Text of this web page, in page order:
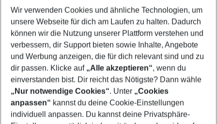
Quicklinks
Städtereisen Lissabon
Footer
Footer navigation
Über uns
Wir verwenden Cookies und ähnliche Technologien, um
unsere Webseite für dich am Laufen zu halten. Dadurch
können wir die Nutzung unserer Plattform verstehen und
verbessern, dir Support bieten sowie Inhalte, Angebote
und Werbung anzeigen, die für dich relevant sind und zu
dir passen. Klicke auf „Alle akzeptieren“, wenn du
einverstanden bist. Dir reicht das Nötigste? Dann wähle
„Nur notwendige Cookies“. Unter „Cookies
anpassen“ kannst du deine Cookie-Einstellungen
individuell anpassen. Du kannst deine Privatsphäre-